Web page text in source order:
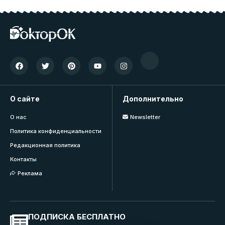
О сайте
О нас
Политика конфиденциальности
Редакционная политика
Контакты
Реклама
Дополнительно
Newsletter
ПОДПИСКА БЕСПЛАТНО